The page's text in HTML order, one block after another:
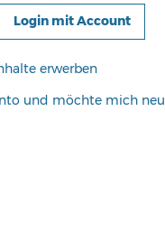
Login mit Account
erwerben
und möchte mich